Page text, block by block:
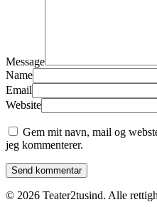
Message
Name
Email
Website
Gem mit navn, mail og
jeg kommenterer.
© 2026 Teater2tusind. Alle